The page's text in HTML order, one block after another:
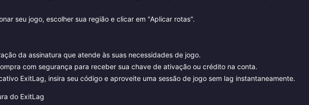
seu jogo, escolher sua região e clicar em "Aplicar rotas".
da assinatura que atende às suas necessidades de jogo.
com segurança para receber sua chave de ativação ou crédito na conta.
ExitLag, insira seu código e aproveite uma sessão de jogo sem lag instantaneamente.
do ExitLag